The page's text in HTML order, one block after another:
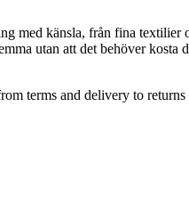
med känsla, från fina
utan att det behöver kosta
terms and delivery to